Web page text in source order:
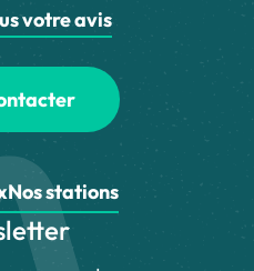
votre avis
Nos stations